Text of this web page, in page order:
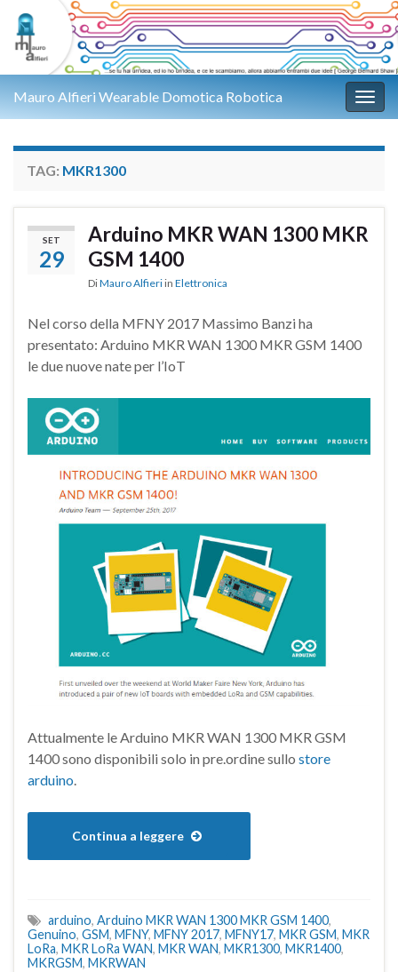
Mauro Alfieri Wearable Domotica Robotica
TAG: MKR1300
SET
29
Arduino MKR WAN 1300 MKR
GSM 1400
DiMauro Alfieri in Elettronica
Nel corso della MFNY 2017 Massimo Banzi ha
presentato: Arduino MKR WAN 1300 MKR GSM 1400
le due nuove nate per l’IoT
Attualmente le Arduino MKR WAN 1300 MKR GSM
1400 sono disponibili solo in pre.ordine sullo store
arduino.
Continua a leggere
arduino, Arduino MKR WAN 1300 MKR GSM 1400,
Genuino, GSM, MFNY, MFNY 2017, MFNY17, MKR GSM, MKR
LoRa, MKR LoRa WAN, MKR WAN, MKR1300, MKR1400,
MKRGSM, MKRWAN